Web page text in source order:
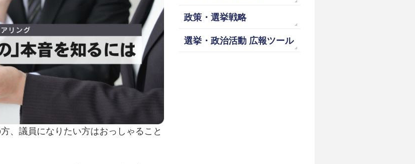
、議員になりたい方はおっしゃること
政策・選挙戦略
選挙・政治活動 広報ツール